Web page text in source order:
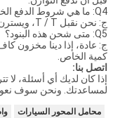
Q4: ما هي شروط الدفع الخاصة بك؟
ج: نحن نقبل T / T، ويسترن يونيون، موني جرام، باي بال، وهلم جرا.
Q5: متى شحن هذه البنود؟
كمية الخاص.
اتصل بنا:
إذا كان لديك أي أسئلة، لا
لمساعدتك. ونحن سوف نعود اليكم في غضون
محامل المحور السيارات